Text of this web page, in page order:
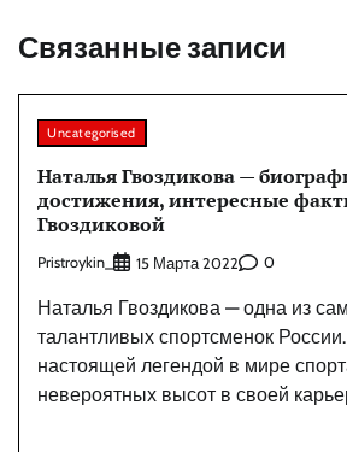
Связанные записи
Uncategorised
Наталья Гвоздикова —
достижения, интересные
Гвоздиковой
Pristroykin_ 15 Марта 2022 0
Наталья Гвоздикова — одна из
талантливых спортсменок
настоящей легендой в мире
невероятных высот в своей